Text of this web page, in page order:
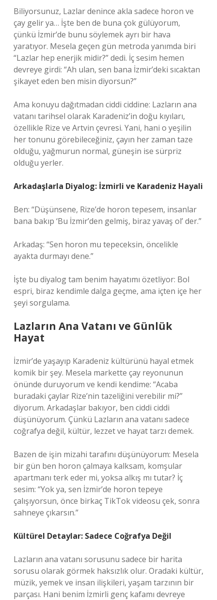
Biliyorsunuz, Lazlar denince akla sadece horon ve
çay gelir ya… İşte ben de buna çok gülüyorum,
çünkü İzmir’de bunu söylemek ayrı bir hava
yaratıyor. Mesela geçen gün metroda yanımda biri
“Lazlar hep enerjik midir?” dedi. İç sesim hemen
devreye girdi: “Ah ulan, sen bana İzmir’deki sıcaktan
şikayet eden ben misin diyorsun?”
Ama konuyu dağıtmadan ciddi ciddine: Lazların ana
vatanı tarihsel olarak Karadeniz’in doğu kıyıları,
özellikle Rize ve Artvin çevresi. Yani, hani o yeşilin
her tonunu görebileceğiniz, çayın her zaman taze
olduğu, yağmurun normal, güneşin ise sürpriz
olduğu yerler.
Arkadaşlarla Diyalog: İzmirli ve Karadeniz Hayali
Ben: “Düşünsene, Rize’de horon tepesem, insanlar
bana bakıp ‘Bu İzmir’den gelmiş, biraz yavaş ol’ der.”
Arkadaş: “Sen horon mu tepeceksin, öncelikle
ayakta durmayı dene.”
İşte bu diyalog tam benim hayatımı özetliyor: Bol
espri, biraz kendimle dalga geçme, ama içten içe her
şeyi sorgulama.
Lazların Ana Vatanı ve Günlük
Hayat
İzmir’de yaşayıp Karadeniz kültürünü hayal etmek
komik bir şey. Mesela markette çay reyonunun
önünde duruyorum ve kendi kendime: “Acaba
buradaki çaylar Rize’nin tazeliğini verebilir mi?”
diyorum. Arkadaşlar bakıyor, ben ciddi ciddi
düşünüyorum. Çünkü Lazların ana vatanı sadece
coğrafya değil, kültür, lezzet ve hayat tarzı demek.
Bazen de işin mizahi tarafını düşünüyorum: Mesela
bir gün ben horon çalmaya kalksam, komşular
apartmanı terk eder mi, yoksa alkış mı tutar? İç
sesim: “Yok ya, sen İzmir’de horon tepeye
çalışıyorsun, önce birkaç TikTok videosu çek, sonra
sahneye çıkarsın.”
Kültürel Detaylar: Sadece Coğrafya Değil
Lazların ana vatanı sorusunu sadece bir harita
sorusu olarak görmek haksızlık olur. Oradaki kültür,
müzik, yemek ve insan ilişkileri, yaşam tarzının bir
parçası. Hani benim İzmirli genç kafamı devreye